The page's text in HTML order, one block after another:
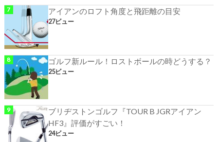
アイアンのロフト角度と飛距離の目安
27ビュー
ゴルフ新ルール！ロストボールの時どうする？
25ビュー
ブリヂストンゴルフ『TOUR B JGRアイアン
HF3』評価がすごい！
24ビュー